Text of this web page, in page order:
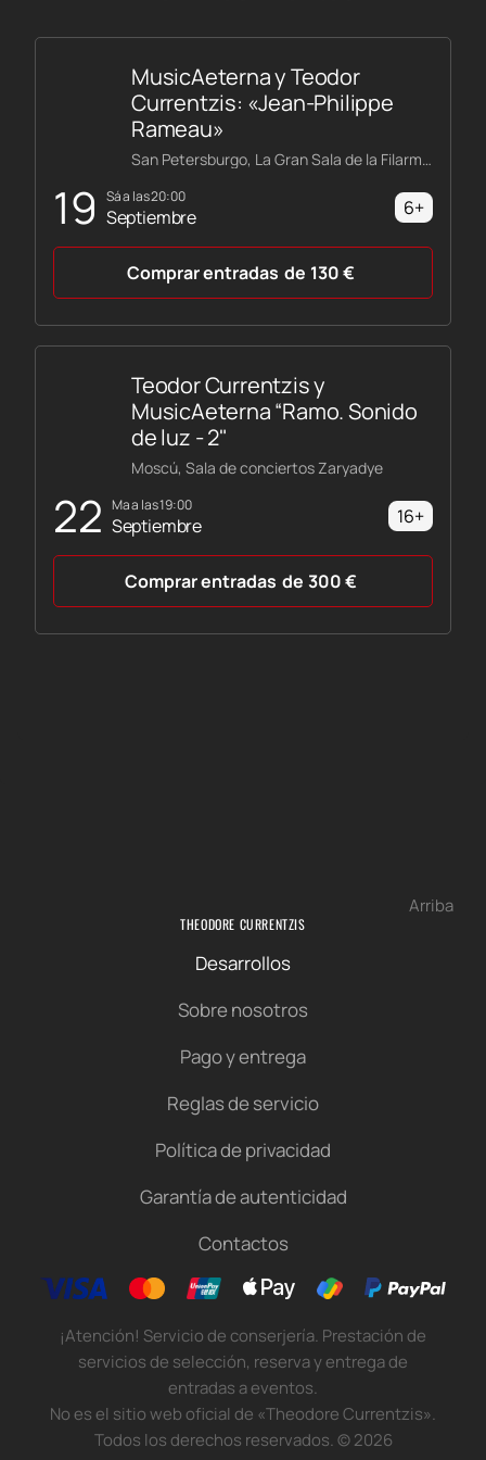
19 sá a las 20:00
Septiembre
MusicAeterna y Teodor
Currentzis: «Jean-Philippe
Rameau»
San Petersburgo, La Gran Sala de la Filarmónica Shostakóvich
6+
Comprar entradas de 130€
22 ma a las 19:00
Septiembre
Teodor Currentzis y
MusicAeterna “Ramo. Sonido
de luz - 2"
Moscú, Sala de conciertos Zaryadye
16+
Comprar entradas de 300€
Arriba
THEODORE CURRENTZIS
Desarrollos
Sobre nosotros
Pago y entrega
Reglas de servicio
Política de privacidad
Garantía de autenticidad
Contactos
¡Atención! Servicio de conserjería. Prestación de
servicios de selección, reserva y entrega de
entradas a eventos.
No es el sitio web oficial de «Theodore Currentzis».
Todos los derechos reservados.©2026